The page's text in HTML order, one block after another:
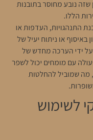
שזה נובע מחוסר בתובנות
הללו.
התנהגויות, העדפות או
או ניתוח יעיל של
על ידי הערכה מחדש של
עם מומחים יכול לשפר
מה שמוביל להחלטות
לשימוש